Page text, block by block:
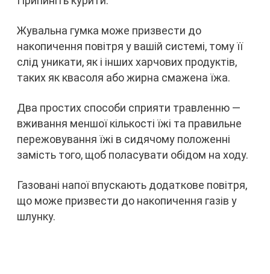
Жувальна гумка може призвести до
накопичення повітря у вашій системі, тому її
слід уникати, як і інших харчових продуктів,
таких як квасоля або жирна смажена їжа.
Два простих способи сприяти травленню —
вживання меншої кількості їжі та правильне
пережовування їжі в сидячому положенні
замість того, щоб поласувати обідом на ходу.
Газовані напої впускають додаткове повітря,
що може призвести до накопичення газів у
шлунку.